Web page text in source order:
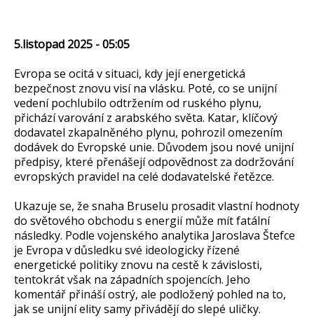
5.listopad 2025 - 05:05
Evropa se ocitá v situaci, kdy její energetická
bezpečnost znovu visí na vlásku. Poté, co se unijní
vedení pochlubilo odtržením od ruského plynu,
přichází varování z arabského světa. Katar, klíčový
dodavatel zkapalněného plynu, pohrozil omezením
dodávek do Evropské unie. Důvodem jsou nové unijní
předpisy, které přenášejí odpovědnost za dodržování
evropských pravidel na celé dodavatelské řetězce.
Ukazuje se, že snaha Bruselu prosadit vlastní hodnoty
do světového obchodu s energií může mít fatální
následky. Podle vojenského analytika Jaroslava Štefce
je Evropa v důsledku své ideologicky řízené
energetické politiky znovu na cestě k závislosti,
tentokrát však na západních spojencích. Jeho
komentář přináší ostrý, ale podložený pohled na to,
jak se unijní elity samy přivádějí do slepé uličky.